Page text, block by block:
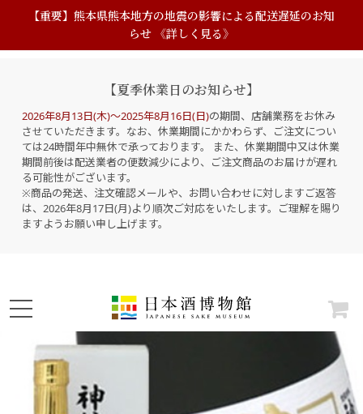
【重要】熊本県熊本地方の地震の影響による配送遅延のお知
らせ 《詳しく見る》
【夏季休業日のお知らせ】
2026年8月13日(木)～2025年8月16日(日)の期間、店舗業務をお休み
させていただきます。なお、休業期間にかかわらず、ご注文につい
ては24時間年中無休で承っております。 また、休業期間中又は休業
期間前後は配送業者の便数減少により、ご注文商品のお届けが遅れ
る可能性がございます。
※商品の発送、注文確認メールや、お問い合わせに対しますご返答
は、2026年8月17日(月)より順次ご対応をいたします。ご理解を賜り
ますようお願い申し上げます。